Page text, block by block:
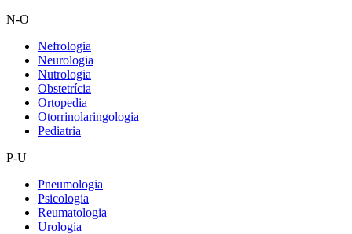
N-O
Nefrologia
Neurologia
Nutrologia
Obstetrícia
Ortopedia
Otorrinolaringologia
Pediatria
P-U
Pneumologia
Psicologia
Reumatologia
Urologia